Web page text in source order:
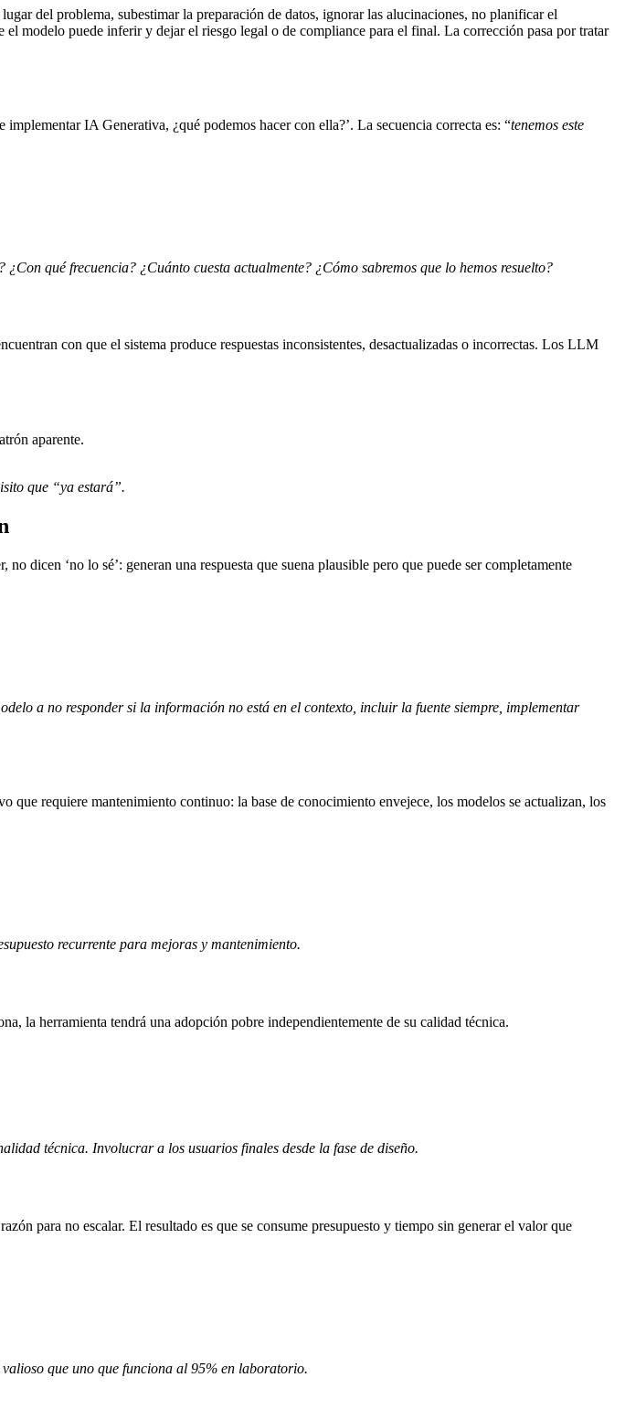
del problema, subestimar la preparación de datos, ignorar las alucinaciones, no planificar el
modelo puede inferir y dejar el riesgo legal o de compliance para el final. La corrección pasa por tratar
IA Generativa, ¿qué podemos hacer con ella?’. La secuencia correcta es: “tenemos este
qué frecuencia? ¿Cuánto cuesta actualmente? ¿Cómo sabremos que lo hemos resuelto?
con que el sistema produce respuestas inconsistentes, desactualizadas o incorrectas. Los LLM
aparente.
que “ya estará”.
dicen ‘no lo sé’: generan una respuesta que suena plausible pero que puede ser completamente
a no responder si la información no está en el contexto, incluir la fuente siempre, implementar
requiere mantenimiento continuo: la base de conocimiento envejece, los modelos se actualizan, los
recurrente para mejoras y mantenimiento.
la herramienta tendrá una adopción pobre independientemente de su calidad técnica.
técnica. Involucrar a los usuarios finales desde la fase de diseño.
para no escalar. El resultado es que se consume presupuesto y tiempo sin generar el valor que
que uno que funciona al 95% en laboratorio.